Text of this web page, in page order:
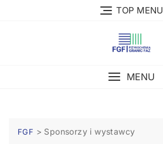
TOP MENU
MENU
FGF > Sponsorzy i wystawcy